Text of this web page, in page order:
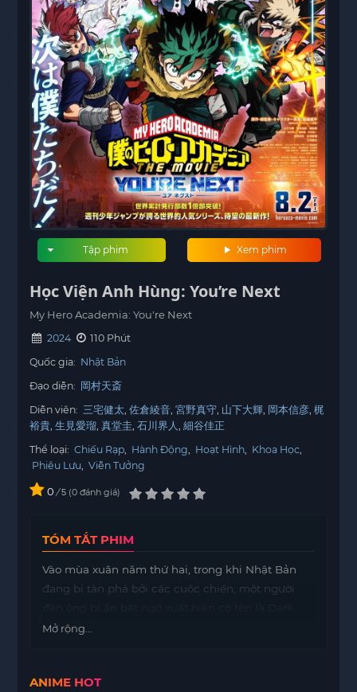
Xem phim
Tập phim
Học Viện Anh Hùng: You’re Next
My Hero Academia: You're Next
2024
110 Phút
Quốc gia: Nhật Bản
Đạo diễn: 岡村天斎
Diễn viên: 三宅健太 佐倉綾音 宮野真守 山下大輝 岡本信彦 梶
裕貴 生見愛瑠 真堂圭 石川界人
細谷佳正
Thể loại: Chiếu Rạp Hành Động Hoạt Hình Khoa Học
Phiêu Lưu
Viễn Tưởng
0 / 5 0 đánh giá
TÓM TẮT PHIM
Vào mùa xuân năm thứ hai, trong khi Nhật Bản
đang bị tàn phá bởi các cuộc chiến, một người
Might. Đối mặt với Deku và những người bạn, hắn
Với dã tâm của mình, Dark Might sử dụng năng
Mở rộng...
ANIME HOT